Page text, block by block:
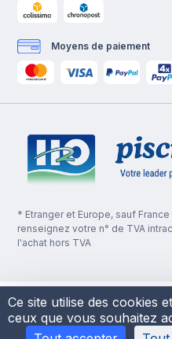
Moyens de paiement
* Etranger et Europe, sauf
renseignez votre n° de TVA
l'achat hors TVA
Ce site utilise des cookies
ceux que vous souhaitez